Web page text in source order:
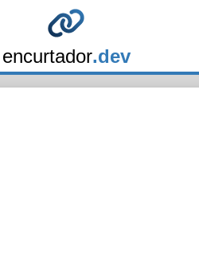
encurtador.dev